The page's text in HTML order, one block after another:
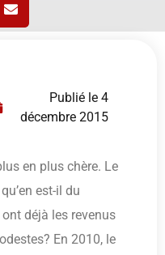
Publié le 4
décembre 2015
en plus chère. Le
est-il du
déjà les revenus
En 2010, le